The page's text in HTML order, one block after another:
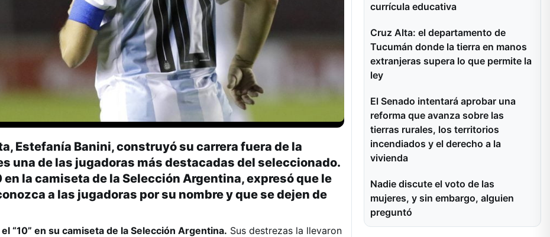
Estefanía Banini, construyó su carrera fuera de la
una de las jugadoras más destacadas del seleccionado.
en la camiseta de la Selección Argentina, expresó que le
a las jugadoras por su nombre y que se dejen de
“10” en su camiseta de la Selección Argentina. Sus destrezas la llevaron
currícula educativa
Cruz Alta: el departamento de
Tucumán donde la tierra en manos
extranjeras supera lo que permite la
ley
El Senado intentará aprobar una
reforma que avanza sobre las
tierras rurales, los territorios
incendiados y el derecho a la
vivienda
Nadie discute el voto de las
mujeres, y sin embargo, alguien
preguntó